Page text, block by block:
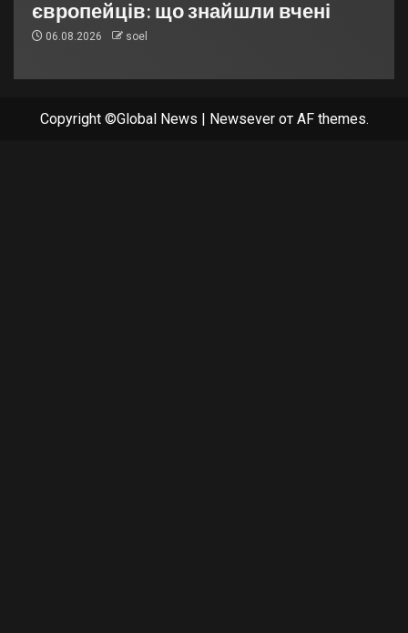
європейців: що знайшли вчені
06.08.2026 soel
Copyright ©Global News Newseverот AF themes.